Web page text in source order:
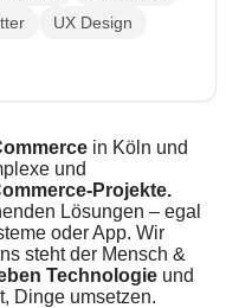
UX Design
in Köln und
und
Projekte.
Lösungen – egal
oder App. Wir
steht der Mensch &
Technologie und
Dinge umsetzen.